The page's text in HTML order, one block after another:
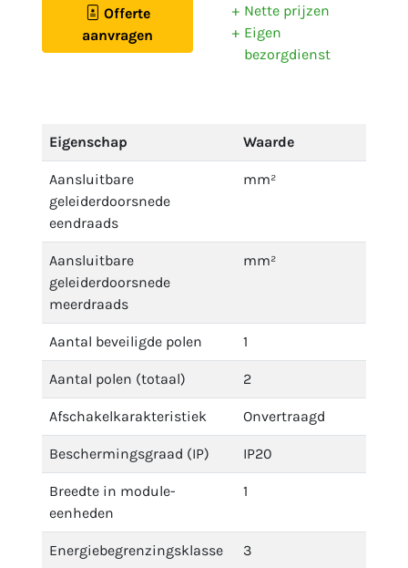
Offerte
aanvragen
Nette prijzen
Eigen
bezorgdienst
Eigenschap Waarde
Aansluitbare
geleiderdoorsnede
eendraads
mm²
Aansluitbare
geleiderdoorsnede
meerdraads
mm²
Aantal beveiligde polen 1
Aantal polen (totaal) 2
Afschakelkarakteristiek Onvertraagd
Beschermingsgraad (IP) IP20
Breedte in module-
eenheden
1
Energiebegrenzingsklasse 3